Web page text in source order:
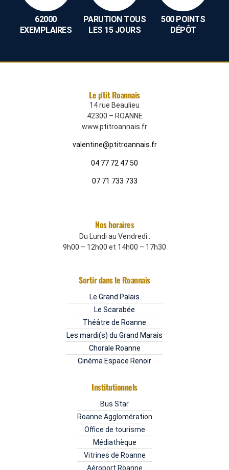
62000
EXEMPLAIRES
PARUTION TOUS
LES 15 JOURS
500 POINTS
DÉPÔT
Le p'tit Roannais
14 rue Beaulieu
42300 – ROANNE
www.ptitroannais.fr
valentine@ptitroannais.fr
04 77 72 47 50
07 71 733 733
Nos horaires
Du Lundi au Vendredi :
9h00 – 12h00 et 14h00 – 17h30
Sortir dans le Roannais
Le Grand Palais
Le Scarabée
Théâtre de Roanne
Les mardi(s) du Grand Marais
Chorale Roanne
Cinéma Espace Renoir
Institutionnels
Bus Star
Roanne Agglomération
Office de tourisme
Médiathèque
Vitrines de Roanne
Aéroport Roanne